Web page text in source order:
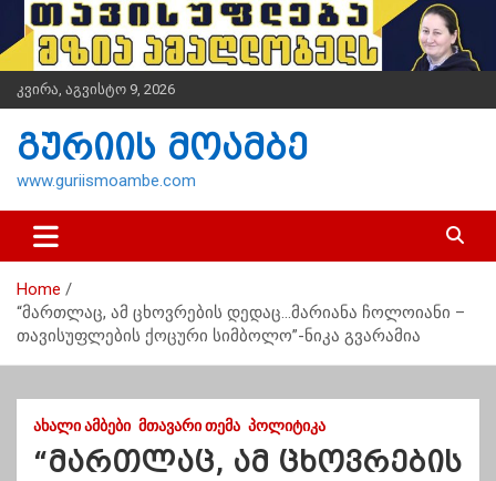
i
t
n
კვირა, აგვისტო 9, 2026
გურიის მოამბე
www.guriismoambe.com
Home
“მართლაც, ამ ცხოვრების დედაც…მარიანა ჩოლოიანი –
თავისუფლების ქოცური სიმბოლო”-ნიკა გვარამია
ᲐᲮᲐᲚᲘ ᲐᲛᲑᲔᲑᲘ ᲛᲗᲐᲕᲐᲠᲘ ᲗᲔᲛᲐ ᲞᲝᲚᲘᲢᲘᲙᲐ
“მართლაც, ამ ცხოვრების